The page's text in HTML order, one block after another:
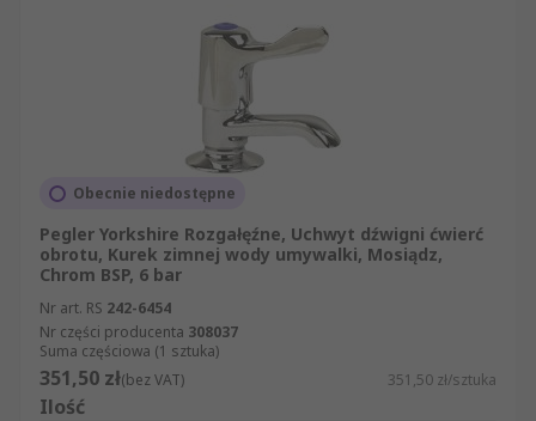
Obecnie niedostępne
Pegler Yorkshire Rozgałęźne, Uchwyt dźwigni ćwierć
obrotu, Kurek zimnej wody umywalki, Mosiądz,
Chrom BSP, 6 bar
Nr art. RS 242-6454
Nr części producenta 308037
Suma częściowa (1 sztuka)
351,50 zł(bez VAT) 351,50 zł/sztuka
Ilość